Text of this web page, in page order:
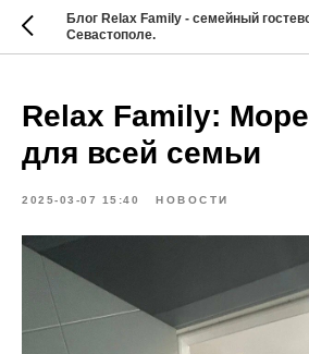
Блог Relax Family - семейный
Севастополе.
Relax Family:
для всей семьи
2025-03-07 15:40 НОВОСТИ